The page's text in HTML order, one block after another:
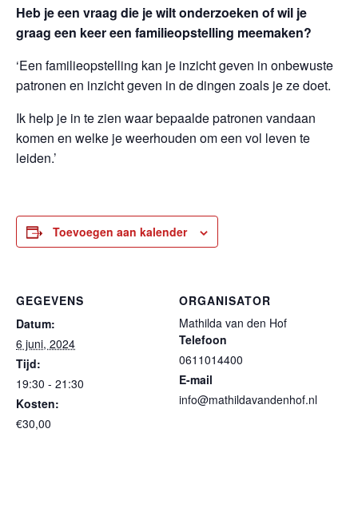
Heb je een vraag die je wilt onderzoeken of wil je
graag een keer een familieopstelling meemaken?
‘Een familieopstelling kan je inzicht geven in onbewuste
patronen en inzicht geven in de dingen zoals je ze doet.
Ik help je in te zien waar bepaalde patronen vandaan
komen en welke je weerhouden om een vol leven te
leiden.’
Toevoegen aan kalender
GEGEVENS
Datum:
6 juni, 2024
Tijd:
19:30 - 21:30
Kosten:
€30,00
ORGANISATOR
Mathilda van den Hof
Telefoon
0611014400
E-mail
info@mathildavandenhof.nl